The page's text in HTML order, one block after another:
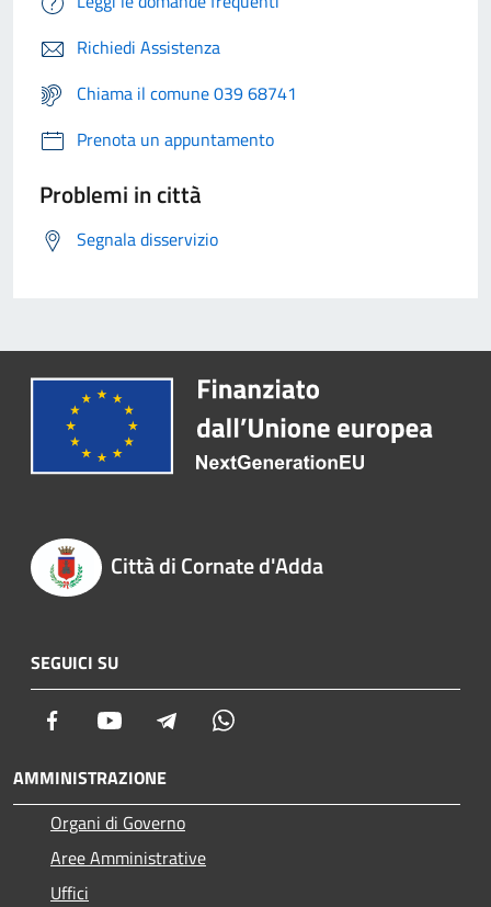
Richiedi Assistenza
Chiama il comune 039 68741
Prenota un appuntamento
Problemi in città
Segnala disservizio
Città di Cornate d'Adda
SEGUICI SU
Facebook Youtube Telegram
AMMINISTRAZIONE
Organi di Governo
Aree Amministrative
Uffici